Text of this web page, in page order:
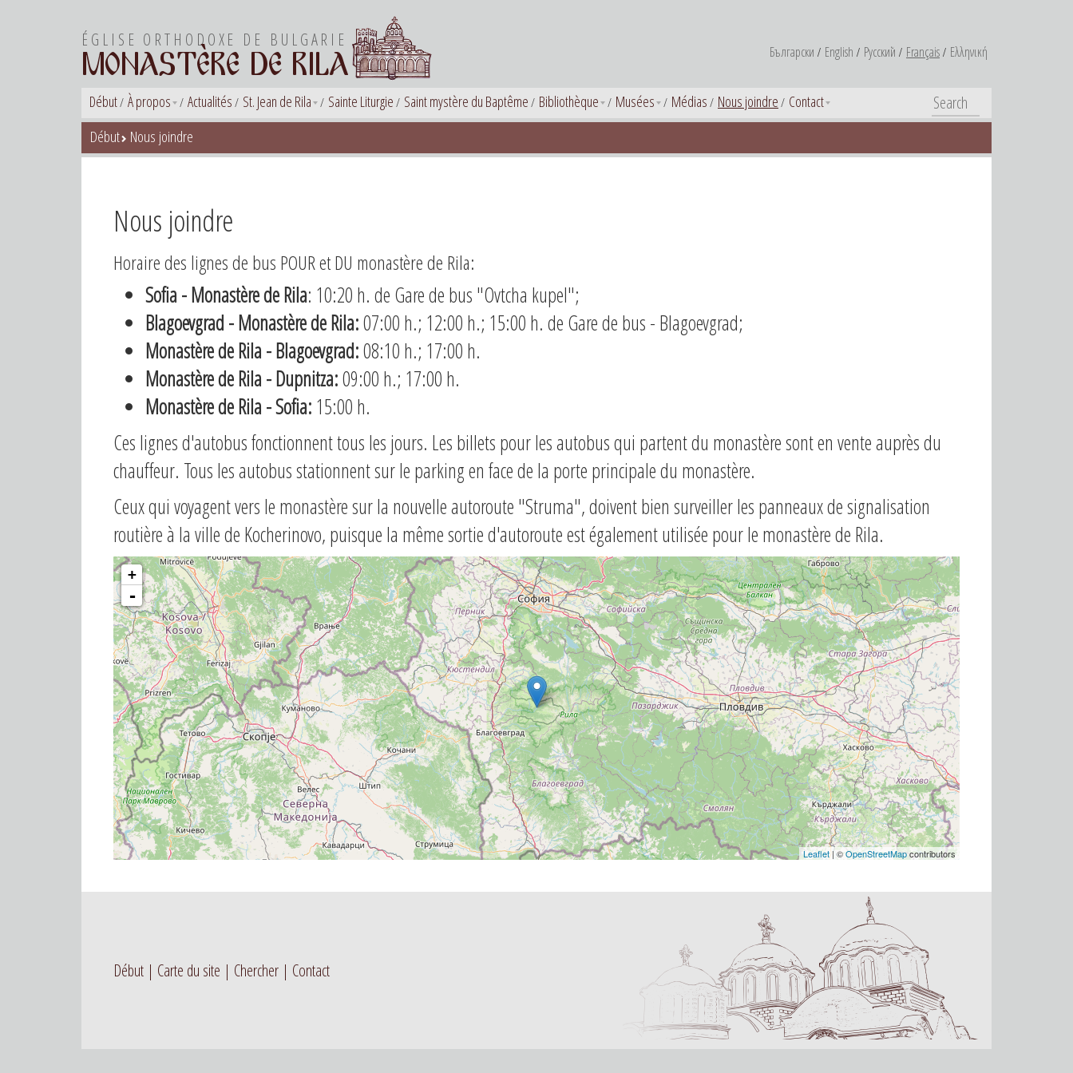
ÉGLISE ORTHODOXE DE BULGARIE
MONASTÈRE DE RILA Български English Русский Français Ελληνική
Début À propos Actualités St. Jean de Rila Sainte Liturgie Saint mystère du Baptême Bibliothèque Musées Médias Nous joindre Contact
Début Nous joindre
Nous joindre
Horaire des lignes de bus POUR et DU monastère de Rila:
Sofia - Monastère de Rila​: 10:20 h. de Gare de bus "Ovtcha kupel";
Blagoevgrad - Monastère de Rila:07:00 h.; 12:00 h.; 15:00 h. de Gare de bus - Blagoevgrad;
Monastère de Rila - Blagoevgrad:08:10 h.; 17:00 h.
Monastère de Rila - Dupnitza:09:00 h.; 17:00 h.
Monastère de Rila - Sofia: 15:00 h.
Ces lignes d'autobus fonctionnent tous les jours. Les billets pour les autobus qui partent du monastère sont en vente auprès du
chauffeur. Tous les autobus stationnent sur le parking en face de la porte principale du monastère.
Ceux qui voyagent vers le monastère sur la nouvelle autoroute "Struma", doivent bien surveiller les panneaux de signalisation
routière à la ville de Kocherinovo, puisque la même sortie d'autoroute est également utilisée pour le monastère de Rila.
+
-
Leaflet| ©OpenStreetMapcontributors
Début Carte du site Chercher Contact